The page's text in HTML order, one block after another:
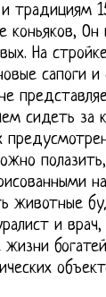
традициям
коньяков, Он
На
сапоги и
сидеть за
животные
и
жизни